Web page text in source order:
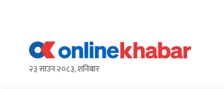
content२३ साउन २०८३, शनिबार